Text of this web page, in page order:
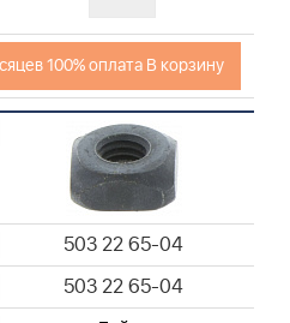
100% оплата В корзину
503 22 65-04
503 22 65-04